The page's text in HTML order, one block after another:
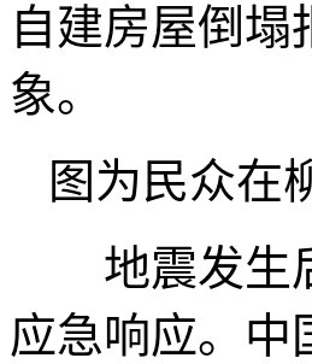
自建房屋倒
象。
图为民众在
地震发生后
应急响应。中